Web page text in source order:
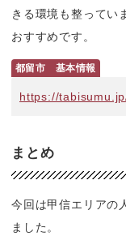
きる環境も整ってい
おすすめです。
都留市　基本情報
https://
まとめ
今回は甲信エリアの
ました。